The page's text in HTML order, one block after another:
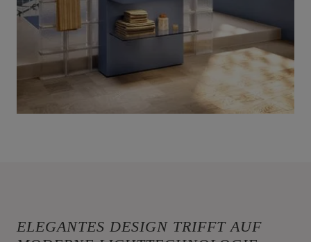
ELEGANTES DESIGN TRIFFT AUF